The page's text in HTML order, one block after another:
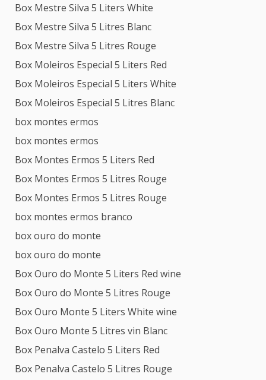
Box Mestre Silva 5 Liters White
Box Mestre Silva 5 Litres Blanc
Box Mestre Silva 5 Litres Rouge
Box Moleiros Especial 5 Liters Red
Box Moleiros Especial 5 Liters White
Box Moleiros Especial 5 Litres Blanc
box montes ermos
box montes ermos
Box Montes Ermos 5 Liters Red
Box Montes Ermos 5 Litres Rouge
Box Montes Ermos 5 Litres Rouge
box montes ermos branco
box ouro do monte
box ouro do monte
Box Ouro do Monte 5 Liters Red wine
Box Ouro do Monte 5 Litres Rouge
Box Ouro Monte 5 Liters White wine
Box Ouro Monte 5 Litres vin Blanc
Box Penalva Castelo 5 Liters Red
Box Penalva Castelo 5 Litres Rouge